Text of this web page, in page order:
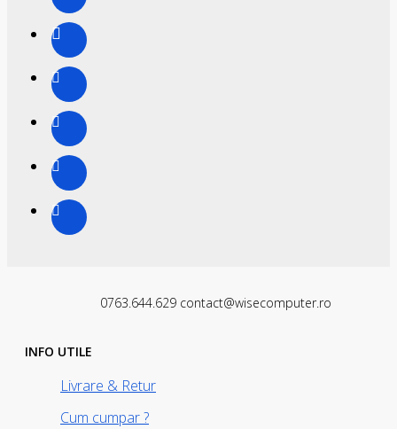
0763.644.629 contact@wisecomputer.ro
INFO UTILE
Livrare & Retur
Cum cumpar ?